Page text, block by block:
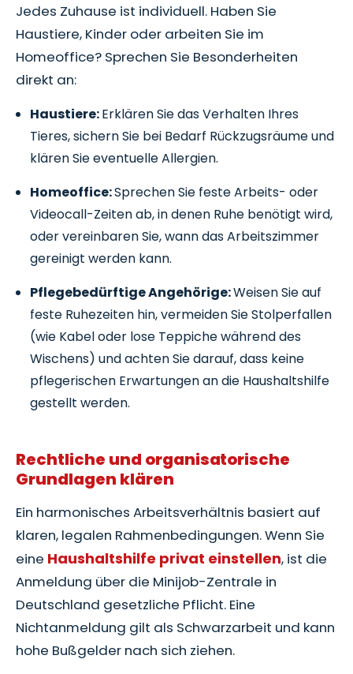
Jedes Zuhause ist individuell. Haben Sie
Haustiere, Kinder oder arbeiten Sie im
Homeoffice? Sprechen Sie Besonderheiten
direkt an:
Haustiere:Erklären Sie das Verhalten Ihres
Tieres, sichern Sie bei Bedarf Rückzugsräume und
klären Sie eventuelle Allergien.
Homeoffice:Sprechen Sie feste Arbeits- oder
Videocall-Zeiten ab, in denen Ruhe benötigt wird,
oder vereinbaren Sie, wann das Arbeitszimmer
gereinigt werden kann.
Pflegebedürftige Angehörige:Weisen Sie auf
feste Ruhezeiten hin, vermeiden Sie Stolperfallen
(wie Kabel oder lose Teppiche während des
Wischens) und achten Sie darauf, dass keine
pflegerischen Erwartungen an die Haushaltshilfe
gestellt werden.
Rechtliche und organisatorische
Grundlagen klären
Ein harmonisches Arbeitsverhältnis basiert auf
klaren, legalen Rahmenbedingungen. Wenn Sie
eine Haushaltshilfe privat einstellen, ist die
Anmeldung über die Minijob-Zentrale in
Deutschland gesetzliche Pflicht. Eine
Nichtanmeldung gilt als Schwarzarbeit und kann
hohe Bußgelder nach sich ziehen.